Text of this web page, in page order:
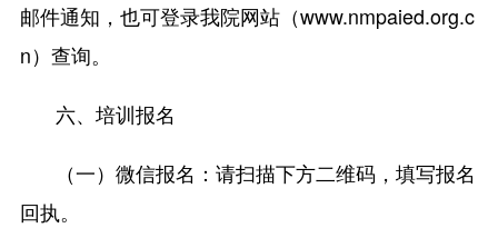
邮件通知，也可登录我院网站（www.nmpaied.org.c
n）查询。
六、培训报名
（一）微信报名：请扫描下方二维码，填写报名
回执。